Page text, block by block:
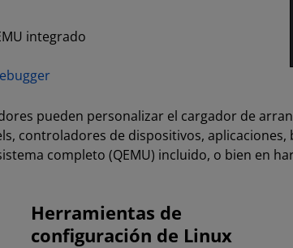
integrado
pueden personalizar el cargador de
controladores de dispositivos,
completo (QEMU) incluido, o bien en
Herramientas de
configuración de Linux